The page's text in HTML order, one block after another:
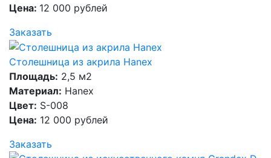
Цена: 12 000 рублей
Заказать
Столешница из акрила Hanex
Площадь: 2,5 м2
Материал: Hanex
Цвет: S-008
Цена: 12 000 рублей
Заказать